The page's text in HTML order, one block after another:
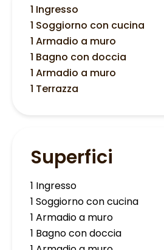
1 Ingresso
1 Soggiorno con cucina
1 Armadio a muro
1 Bagno con doccia
1 Armadio a muro
1 Terrazza
Superfici
1 Ingresso
1 Soggiorno con cucina
1 Armadio a muro
1 Bagno con doccia